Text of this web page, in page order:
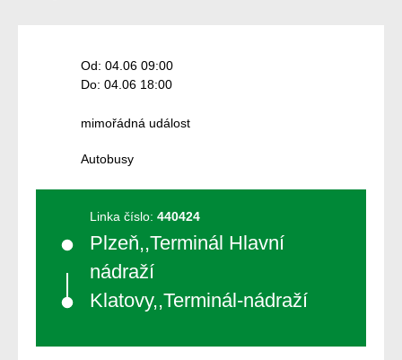
Od: 04.06 09:00
Do: 04.06 18:00
mimořádná událost
Autobusy
Linka číslo: 440424
Plzeň,,Terminál Hlavní
nádraží
Klatovy,,Terminál-nádraží